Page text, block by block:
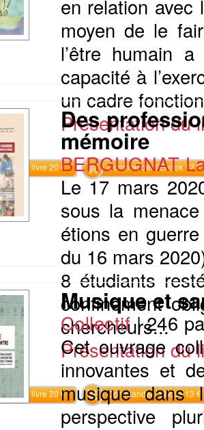
en relation avec
moyen de le
l’être humain
capacité à
un cadre
Présentation du
le livre 20 € Commander l'Ebook 12 €
Des
mémoire
BERGUGNAT
Le 17 mars
sous la
étions en
du 16 mars
8 étudiants
confinement
chercheurs...
Présentation du
le livre 20 € Commander l'Ebook 13 €
Musique et
Collectif |246
Cet ouvrage
innovantes et
musique
perspective